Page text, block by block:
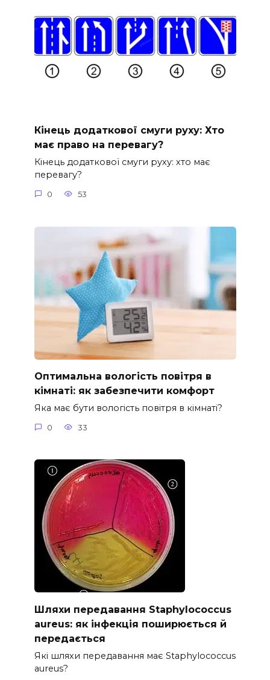
Кінець додаткової смуги руху: Хто
має право на перевагу?
Кінець додаткової смуги руху: хто має
перевагу?
0 53
Оптимальна вологість повітря в
кімнаті: як забезпечити комфорт
Яка має бути вологість повітря в кімнаті?
0 33
Шляхи передавання Staphylococcus
aureus: як інфекція поширюється й
передається
Які шляхи передавання має Staphylococcus
aureus?